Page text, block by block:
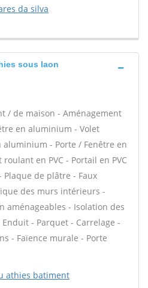
da silva
sous laon
/ de maison - Aménagement
en aluminium - Volet
- Porte / Fenêtre en
en PVC - Portail en PVC
Plaque de plâtre - Faux
des murs intérieurs -
aménageables - Isolation des
- Parquet - Carrelage -
- Faïence murale - Porte
athies batiment